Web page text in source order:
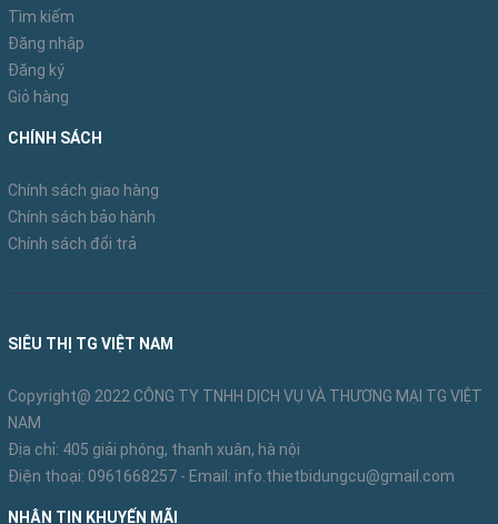
Chân đế của thang rút gấp gọn sử dụng chất liệu cao
Tìm kiếm
Đăng nhập
Đăng ký
Giỏ hàng
CHÍNH SÁCH
Chính sách giao hàng
Chính sách bảo hành
Chính sách đổi trả
SIÊU THỊ TG VIỆT NAM
Copyright@ 2022 CÔNG TY TNHH DỊCH VỤ VÀ THƯƠNG MẠI TG VIỆT
NAM
Địa chỉ: 405 giải phóng, thanh xuân, hà nội
Điện thoại: 0961668257 - Email: info.thietbidungcu@gmail.com
NHẬN TIN KHUYẾN MÃI